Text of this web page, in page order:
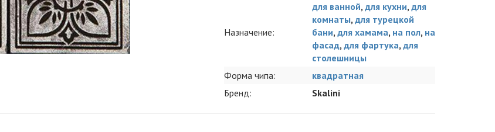
Назначение:
для ванной, для кухни, для
комнаты, для турецкой
бани, для хамама, на пол, на
фасад, для фартука, для
столешницы
Форма чипа:
квадратная
Бренд:
Skalini